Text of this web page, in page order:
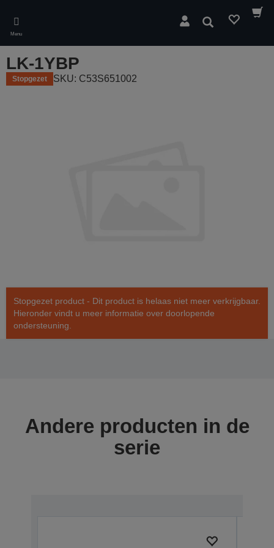
main
content
Menu
Zoeken
LK-1YBP
Stopgezet SKU: C53S651002
Stopgezet product - Dit product is helaas niet meer verkrijgbaar.
Hieronder vindt u meer informatie over doorlopende
ondersteuning.
Andere producten in de
serie